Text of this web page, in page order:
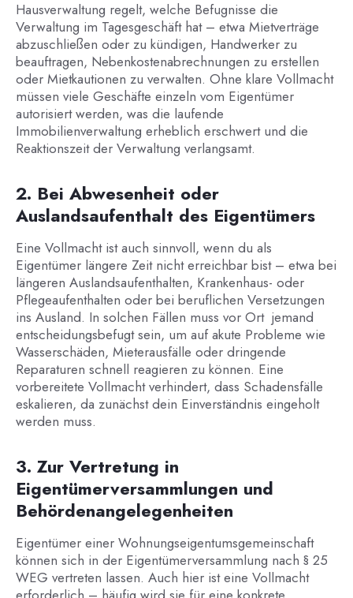
Hausverwaltung regelt, welche Befugnisse die
Verwaltung im Tagesgeschäft hat – etwa Mietverträge
abzuschließen oder zu kündigen, Handwerker zu
beauftragen, Nebenkostenabrechnungen zu erstellen
oder Mietkautionen zu verwalten. Ohne klare Vollmacht
müssen viele Geschäfte einzeln vom Eigentümer
autorisiert werden, was die laufende
Immobilienverwaltung erheblich erschwert und die
Reaktionszeit der Verwaltung verlangsamt.
2. Bei Abwesenheit oder
Auslandsaufenthalt des Eigentümers
Eine Vollmacht ist auch sinnvoll, wenn du als
Eigentümer längere Zeit nicht erreichbar bist – etwa bei
längeren Auslandsaufenthalten, Krankenhaus- oder
Pflegeaufenthalten oder bei beruflichen Versetzungen
ins Ausland. In solchen Fällen muss vor Ort jemand
entscheidungsbefugt sein, um auf akute Probleme wie
Wasserschäden, Mieterausfälle oder dringende
Reparaturen schnell reagieren zu können. Eine
vorbereitete Vollmacht verhindert, dass Schadensfälle
eskalieren, da zunächst dein Einverständnis eingeholt
werden muss.
3. Zur Vertretung in
Eigentümerversammlungen und
Behördenangelegenheiten
Eigentümer einer Wohnungseigentumsgemeinschaft
können sich in der Eigentümerversammlung nach § 25
WEG vertreten lassen. Auch hier ist eine Vollmacht